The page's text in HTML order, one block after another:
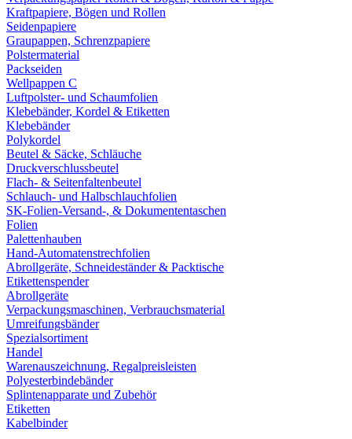
Kraftpapiere, Bögen und Rollen
Seidenpapiere
Graupappen, Schrenzpapiere
Polstermaterial
Packseiden
Wellpappen C
Luftpolster- und Schaumfolien
Klebebänder, Kordel & Etiketten
Klebebänder
Polykordel
Beutel & Säcke, Schläuche
Druckverschlussbeutel
Flach- & Seitenfaltenbeutel
Schlauch- und Halbschlauchfolien
SK-Folien-Versand-, & Dokumententaschen
Folien
Palettenhauben
Hand-Automatenstrechfolien
Abrollgeräte, Schneideständer & Packtische
Etikettenspender
Abrollgeräte
Verpackungsmaschinen, Verbrauchsmaterial
Umreifungsbänder
Spezialsortiment
Handel
Warenauszeichnung, Regalpreisleisten
Polyesterbindebänder
Splintenapparate und Zubehör
Etiketten
Kabelbinder